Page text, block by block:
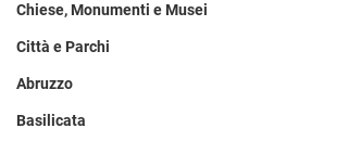
Chiese, Monumenti e Musei
Città e Parchi
Abruzzo
Basilicata